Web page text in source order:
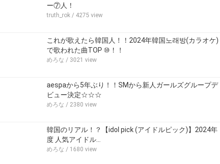
ー⑦人！
truth_rok / 4275 view
これが歌えたら韓国人！！2024年韓国노래방(カラオケ)
で歌われた曲TOP ⑩！！
めろな / 3021 view
aespaから5年ぶり！！SMから新人ガールズグループデ
ビュー決定☆☆☆
めろな / 2380 view
韓国のリアル！？【idol pick (アイドルピック)】2024年
度 人気アイドル…
めろな / 1680 view